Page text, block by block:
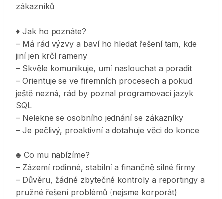
zákazníků
♦ Jak ho poznáte?
– Má rád výzvy a baví ho hledat řešení tam, kde
jiní jen krčí rameny
– Skvěle komunikuje, umí naslouchat a poradit
– Orientuje se ve firemních procesech a pokud
ještě nezná, rád by poznal programovací jazyk
SQL
– Nelekne se osobního jednání se zákazníky
– Je pečlivý, proaktivní a dotahuje věci do konce
♣ Co mu nabízíme?
– Zázemí rodinné, stabilní a finančně silné firmy
– Důvěru, žádné zbytečné kontroly a reportingy a
pružné řešení problémů (nejsme korporát)